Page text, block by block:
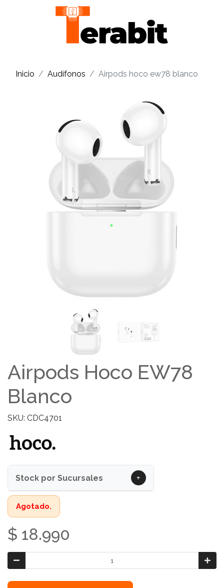
Inicio Audífonos Airpods hoco ew78 blanco
Airpods Hoco EW78
Blanco
SKU: CDC4701
Stock por Sucursales +
Agotado.
$ 18.990